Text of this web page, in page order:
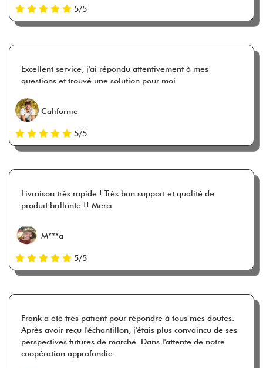
5/5
Excellent service, j'ai répondu attentivement à mes
questions et trouvé une solution pour moi.
Californie
5/5
Livraison très rapide ! Très bon support et qualité de
produit brillante !! Merci
M***a
5/5
Frank a été très patient pour répondre à tous mes doutes.
Après avoir reçu l'échantillon, j'étais plus convaincu de ses
perspectives futures de marché. Dans l'attente de notre
coopération approfondie.